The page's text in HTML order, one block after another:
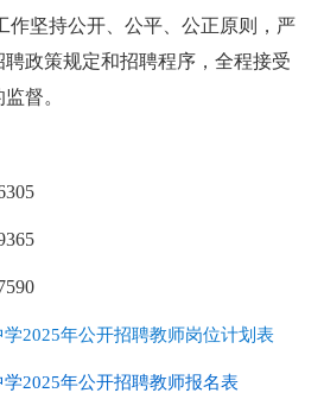
作坚持公开、公平、公正原则，严
政策规定和招聘程序，全程接受
督。
2025年公开招聘教师岗位计划表
2025年公开招聘教师报名表